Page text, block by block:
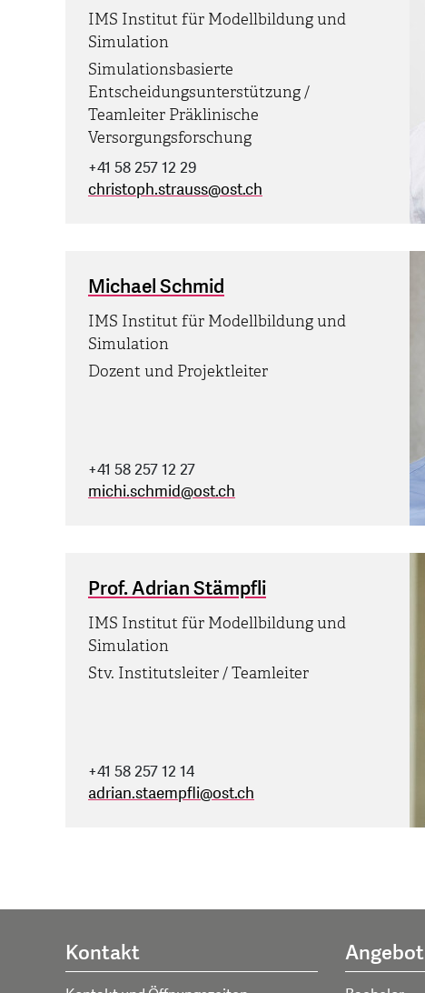
IMS Institut für Modellbildung und
Simulation
Simulationsbasierte
Entscheidungsunterstützung /
Teamleiter Präklinische
Versorgungsforschung
+41 58 257 12 29
christoph.strauss@ost.ch
Michael Schmid
IMS Institut für Modellbildung und
Simulation
Dozent und Projektleiter
+41 58 257 12 27
michi.schmid@ost.ch
Prof. Adrian Stämpfli
IMS Institut für Modellbildung und
Simulation
Stv. Institutsleiter / Teamleiter
+41 58 257 12 14
adrian.staempfli@ost.ch
Kontakt Angebot